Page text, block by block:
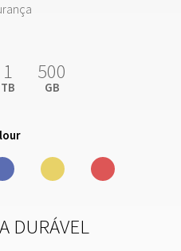
1
TB
500
GB
DURÁVEL